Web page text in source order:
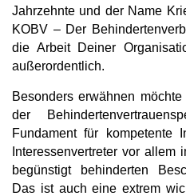
Jahrzehnte und der Name
KOBV – Der
die Arbeit Deiner
außerordentlich.
Besonders erwähnen
der
Fundament für kompetente
Interessenvertreter vor
begünstigt behinderten
Das ist auch eine extrem